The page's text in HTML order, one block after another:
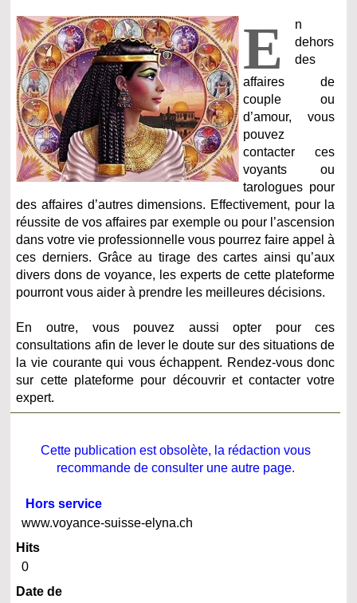
E
n
dehors
des
affaires de
couple ou
d’amour, vous
pouvez
contacter ces
voyants ou
tarologues pour
des affaires d’autres dimensions. Effectivement, pour la
réussite de vos affaires par exemple ou pour l’ascension
dans votre vie professionnelle vous pourrez faire appel à
ces derniers. Grâce au tirage des cartes ainsi qu’aux
divers dons de voyance, les experts de cette plateforme
pourront vous aider à prendre les meilleures décisions.
En outre, vous pouvez aussi opter pour ces
consultations afin de lever le doute sur des situations de
la vie courante qui vous échappent. Rendez-vous donc
sur cette plateforme pour découvrir et contacter votre
expert.
Cette publication est obsolète, la rédaction vous
recommande de consulter une autre page.
Hors service
www.voyance-suisse-elyna.ch
Hits
0
Date de